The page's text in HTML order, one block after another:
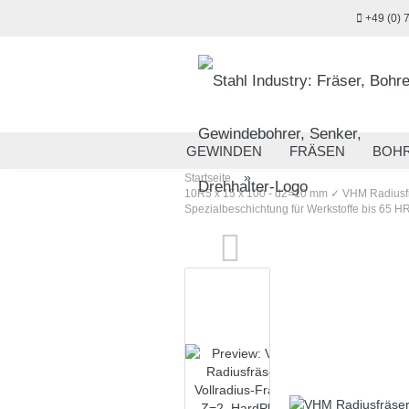
+49 (0)
GEWINDEN FRÄSEN
MESSTECHNIK
Startseite »
10R5 x 15 x 100 - d2=10 mm ✓ VHM
Spezialbeschichtung für Werkstoffe bis 65